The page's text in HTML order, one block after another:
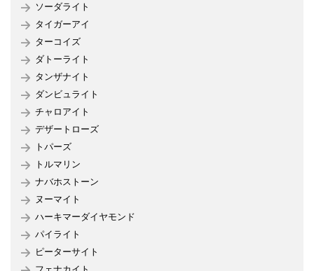
ソーダライト
タイガーアイ
ターコイズ
ダトーライト
タンザナイト
ダンビュライト
チャロアイト
デザートローズ
トパーズ
トルマリン
ナバホストーン
ヌーマイト
ハーキマーダイヤモンド
パイライト
ピーターサイト